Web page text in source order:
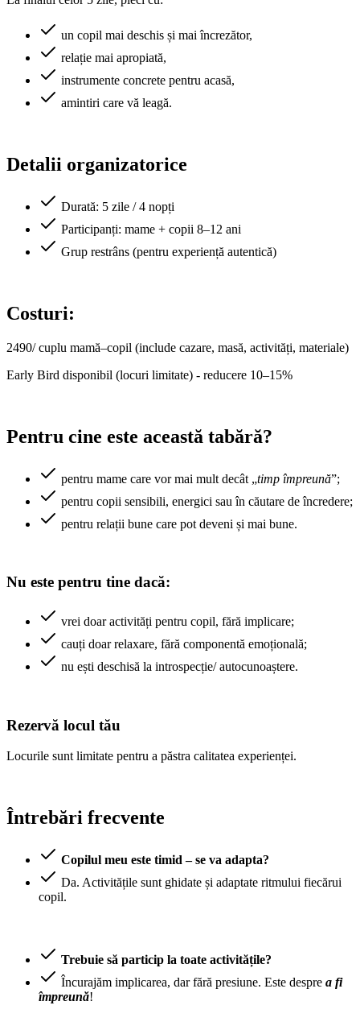
un copil mai deschis și mai încrezător,
relație mai apropiată,
instrumente concrete pentru acasă,
amintiri care vă leagă.
Detalii organizatorice
Durată: 5 zile / 4 nopți
Participanți: mame + copii 8–12 ani
Grup restrâns (pentru experiență autentică)
Costuri:
2490/ cuplu mamă–copil (include cazare, masă, activități, materiale)
Early Bird disponibil (locuri limitate) - reducere 10–15%
Pentru cine este această tabără?
pentru mame care vor mai mult decât „timp împreună”;
pentru copii sensibili, energici sau în căutare de încredere;
pentru relații bune care pot deveni și mai bune.
Nu este pentru tine dacă:
vrei doar activități pentru copil, fără implicare;
cauți doar relaxare, fără componentă emoțională;
nu ești deschisă la introspecție/ autocunoaștere.
Rezervă locul tău
Locurile sunt limitate pentru a păstra calitatea experienței.
Întrebări frecvente
Copilul meu este timid – se va adapta?
Da. Activitățile sunt ghidate și adaptate ritmului fiecărui
copil.
Trebuie să particip la toate activitățile?
Încurajăm implicarea, dar fără presiune. Este despre a fi
împreună!